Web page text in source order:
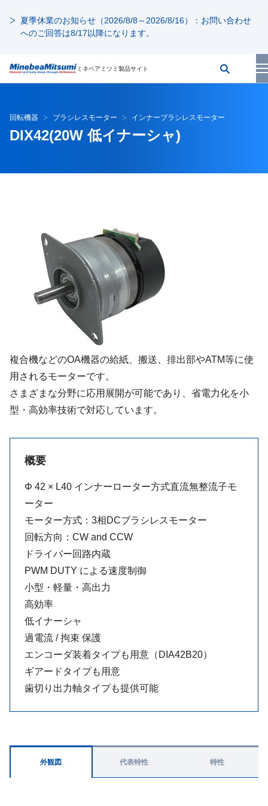
夏季休業のお知らせ（2026/8/8～2026/8/16）：お問い合わせ
へのご回答は8/17以降になります。
ミネベアミツミ製品サイト
回転機器 ブラシレスモーター インナーブラシレスモーター
DIX42(20W 低イナーシャ)
複合機などのOA機器の給紙、搬送、排出部やATM等に使
用されるモーターです。
さまざまな分野に応用展開が可能であり、省電力化を小
型・高効率技術で対応しています。
概要
Φ 42 × L40 インナーローター方式直流無整流子モ
ーター
モーター方式：3相DCブラシレスモーター
回転方向：CW and CCW
ドライバー回路内蔵
PWM DUTY による速度制御
小型・軽量・高出力
高効率
低イナーシャ
過電流 / 拘束 保護
エンコーダ装着タイプも用意（DIA42B20）
ギアードタイプも用意
歯切り出力軸タイプも提供可能
外観図 代表特性 特性